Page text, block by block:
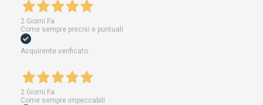
2 Giorni Fa
Come sempre precisi e puntuali
Acquirente verificato
2 Giorni Fa
Come sempre impeccabili